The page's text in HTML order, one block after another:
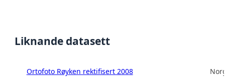
Liknande datasett
Ortofoto Røyken rektifisert 2008